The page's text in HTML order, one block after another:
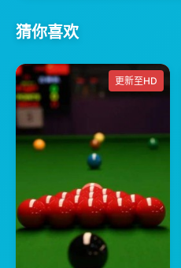
猜你喜欢
更新至HD